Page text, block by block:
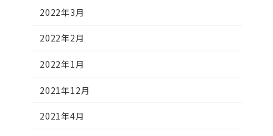
2022年3月
2022年2月
2022年1月
2021年12月
2021年4月